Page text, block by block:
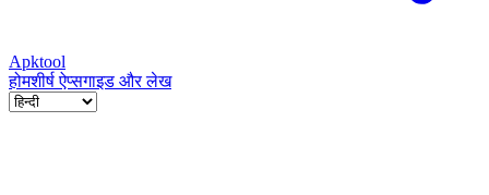
Apktool
होमशीर्ष ऐप्सगाइड और लेख